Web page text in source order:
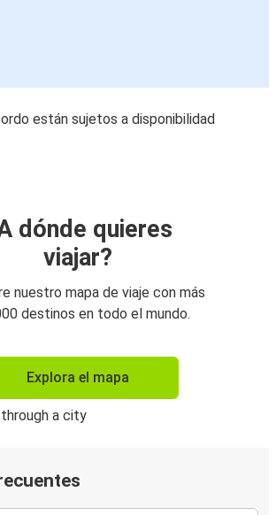
están sujetos a disponibilidad
dónde quieres
viajar?
nuestro mapa de viaje con más
destinos en todo el mundo.
Explora el mapa